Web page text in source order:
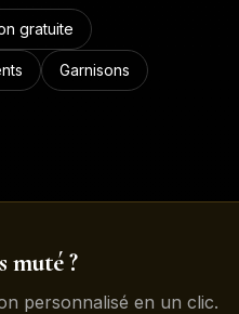
gratuite
Garnisons
muté ?
personnalisé en un clic.